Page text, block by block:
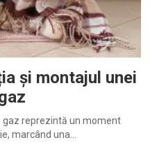
și montajul unei
gaz reprezintă un moment
marcând una…